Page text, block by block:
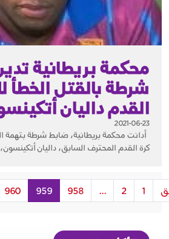
محكمة بريطانية
شرطة بالقتل الخطأ
القدم داليان
2021-06-23
أدانت محكمة بريطانية، ضابط شرطة بتهمة
كرة القدم المحترف السابق، داليان
1
2
...
958
959
960